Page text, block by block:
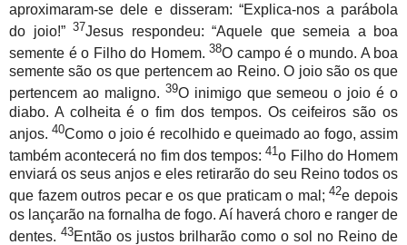
aproximaram-se dele e disseram: “Explica-nos a parábola
do joio!” 37Jesus respondeu: “Aquele que semeia a boa
semente é o Filho do Homem. 38O campo é o mundo. A boa
semente são os que pertencem ao Reino. O joio são os que
pertencem ao maligno. 39O inimigo que semeou o joio é o
diabo. A colheita é o fim dos tempos. Os ceifeiros são os
anjos.40Como o joio é recolhido e queimado ao fogo, assim
também acontecerá no fim dos tempos:41o Filho do Homem
enviará os seus anjos e eles retirarão do seu Reino todos os
que fazem outros pecar e os que praticam o mal;42e depois
os lançarão na fornalha de fogo. Aí haverá choro e ranger de
dentes. 43Então os justos brilharão como o sol no Reino de